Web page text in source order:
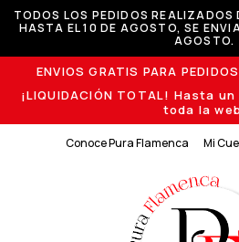
TODOS LOS PEDIDOS REALIZADOS
HASTA EL 10 DE AGOSTO, SE
AGOSTO.
ENVIOS GRATIS PARA
¡LIQUIDACIÓN TOTAL! Hasta
toda la
Conoce Pura Flamenca Mi